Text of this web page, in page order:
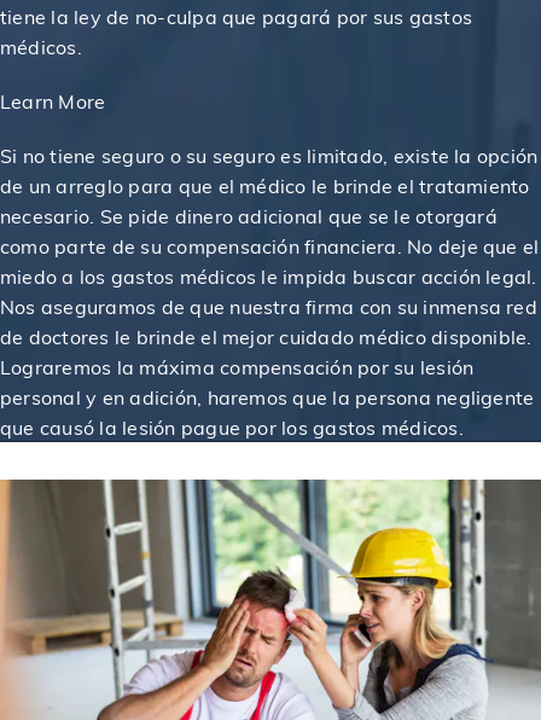
tiene la ley de no-culpa que pagará por sus gastos
médicos.
Learn More
Si no tiene seguro o su seguro es limitado, existe la opción
de un arreglo para que el médico le brinde el tratamiento
necesario. Se pide dinero adicional que se le otorgará
como parte de su compensación financiera. No deje que el
miedo a los gastos médicos le impida buscar acción legal.
Nos aseguramos de que nuestra firma con su inmensa red
de doctores le brinde el mejor cuidado médico disponible.
Lograremos la máxima compensación por su lesión
personal y en adición, haremos que la persona negligente
que causó la lesión pague por los gastos médicos.
$37,000,000 Otorgado en un caso de accidente de construcción
$16,000,000 Veredicto otorgado a una víctima de abuso sexual
$14,000,000 Acuerdo en juicio para trabajador lesionado
$12,157,000 Acuerdo en un caso de descarrilamiento de tren
$12,000,000 Acuerdo en un caso de accidente de construcción
$11,750,000 Otorgado a una víctima de una condena injusta
$11,000,000
Veredicto otorgado a una víctima de un accidente de
autobús